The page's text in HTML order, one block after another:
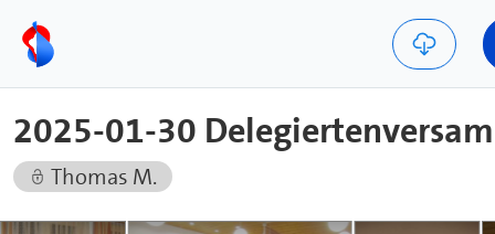
2025-01-30
Thomas M.